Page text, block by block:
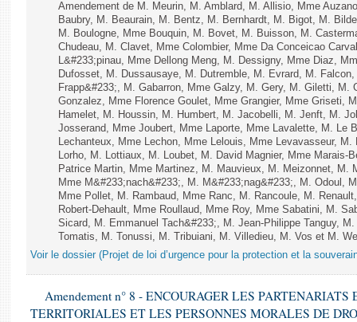
Amendement de M. Meurin, M. Amblard, M. Allisio, Mme
Baubry, M. Beaurain, M. Bentz, M. Bernhardt, M. Bigot, M.
M. Boulogne, Mme Bouquin, M. Bovet, M. Buisson, M.
Chudeau, M. Clavet, Mme Colombier, Mme Da Conceicao
L&#233;pinau, Mme Dellong Meng, M. Dessigny, Mme Diaz,
Dufosset, M. Dussausaye, M. Dutremble, M. Evrard, M.
Frapp&#233;, M. Gabarron, Mme Galzy, M. Gery, M. Giletti,
Gonzalez, Mme Florence Goulet, Mme Grangier, Mme Griseti,
Hamelet, M. Houssin, M. Humbert, M. Jacobelli, M. Jenft, M.
Josserand, Mme Joubert, Mme Laporte, Mme Lavalette, M. Le
Lechanteux, Mme Lechon, Mme Lelouis, Mme Levavasseur,
Lorho, M. Lottiaux, M. Loubet, M. David Magnier, Mme Marais-
Patrice Martin, Mme Martinez, M. Mauvieux, M. Meizonnet, M.
Mme M&#233;nach&#233;, M. M&#233;nag&#233;, M. Odoul,
Mme Pollet, M. Rambaud, Mme Ranc, M. Rancoule, M.
Robert-Dehault, Mme Roullaud, Mme Roy, Mme Sabatini, M.
Sicard, M. Emmanuel Tach&#233;, M. Jean-Philippe Tanguy,
Tomatis, M. Tonussi, M. Tribuiani, M. Villedieu, M. Vos et M.
Voir le dossier (Projet de loi d’urgence pour la protection et la
Amendement n° 8 - ENCOURAGER LES
TERRITORIALES ET LES PERSONNES MORALES DE